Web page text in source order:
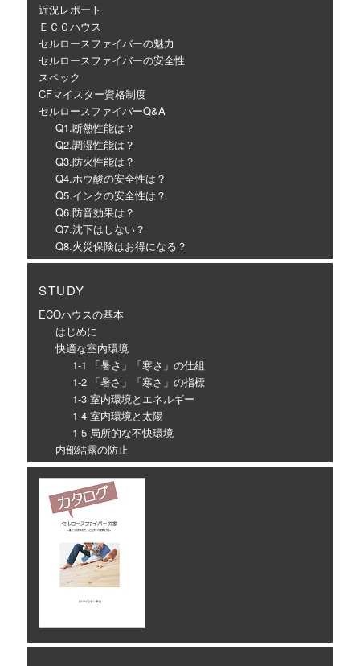
近況レポート
ＥＣＯハウス
セルロースファイバーの魅力
セルロースファイバーの安全性
スペック
CFマイスター資格制度
セルロースファイバーQ&A
Q1.断熱性能は？
Q2.調湿性能は？
Q3.防火性能は？
Q4.ホウ酸の安全性は？
Q5.インクの安全性は？
Q6.防音効果は？
Q7.沈下はしない？
Q8.火災保険はお得になる？
STUDY
ECOハウスの基本
はじめに
快適な室内環境
1-1 「暑さ」「寒さ」の仕組
1-2 「暑さ」「寒さ」の指標
1-3 室内環境とエネルギー
1-4 室内環境と太陽
1-5 局所的な不快環境
内部結露の防止